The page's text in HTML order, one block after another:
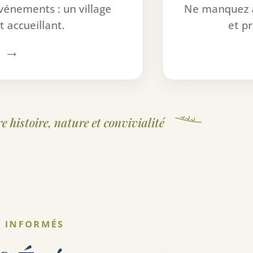
: un village
accueillant.
→
Ne
et
histoire, nature et convivialité
INFORMÉS